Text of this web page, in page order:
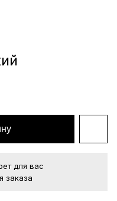
для вас
заказа
офертой